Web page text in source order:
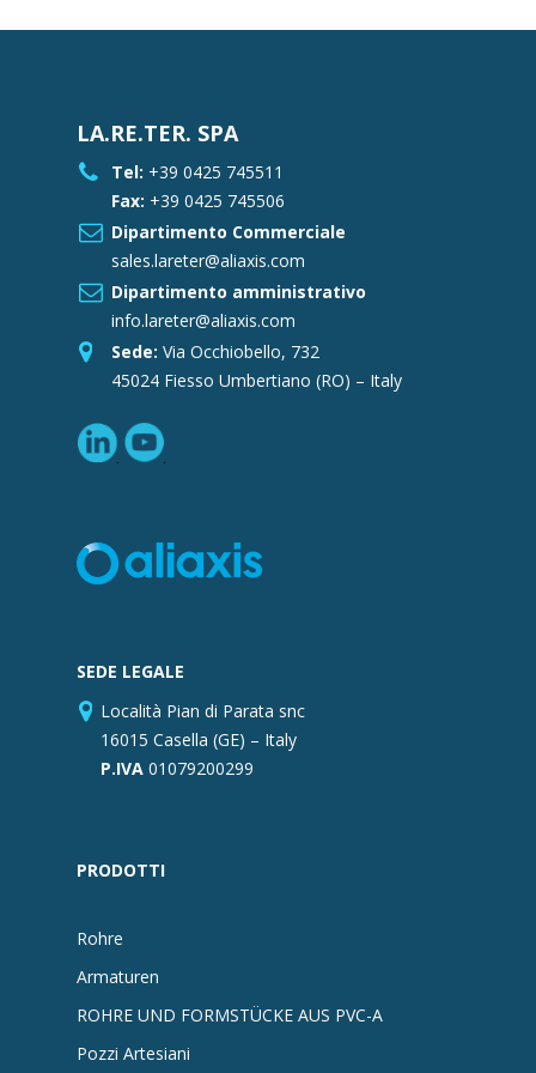
LA.RE.TER. SPA
Tel: +39 0425 745511
Fax: +39 0425 745506
Dipartimento Commerciale
sales.lareter@aliaxis.com
Dipartimento amministrativo
info.lareter@aliaxis.com
Sede: Via Occhiobello, 732
45024 Fiesso Umbertiano (RO) – Italy
SEDE LEGALE
Località Pian di Parata snc
16015 Casella (GE) – Italy
P.IVA 01079200299
PRODOTTI
Rohre
Armaturen
ROHRE UND FORMSTÜCKE AUS PVC-A
Pozzi Artesiani